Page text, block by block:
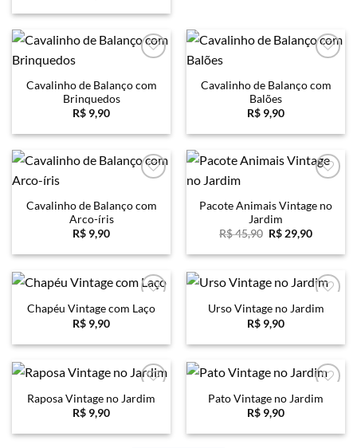
Cavalinho de Balanço com
Brinquedos
R$ 9,90
Cavalinho de Balanço com
Balões
R$ 9,90
Cavalinho de Balanço com
Arco-íris
R$ 9,90
Pacote Animais Vintage no
Jardim
R$45,90 O
original
R$29,90O
atual
R$
Favoritar
Chapéu Vintage com Laço
R$ 9,90
Favoritar
Urso Vintage no Jardim
R$ 9,90
Favoritar
Raposa Vintage no Jardim
R$ 9,90
Favoritar
Pato Vintage no Jardim
R$ 9,90